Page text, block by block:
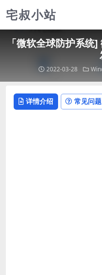
宅叔小站
「微软全球防护系
2022-03-28
详情介绍 常见问题